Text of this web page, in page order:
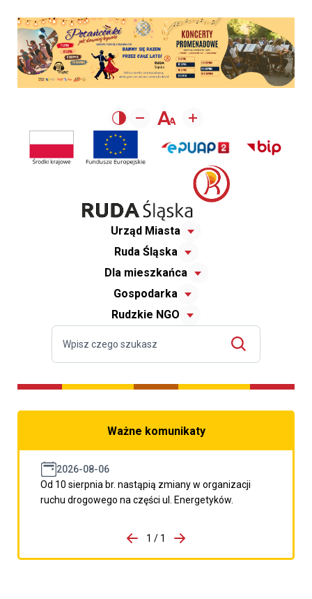
Urząd Miasta
Ruda Śląska
Dla mieszkańca
Gospodarka
Rudzkie NGO
Ważne komunikaty
2026-08-06
Od 10 sierpnia br. nastąpią zmiany w organizacji
ruchu drogowego na części ul. Energetyków.
porzpedniego komunikatu
1 / 1
Przejdź do następnego